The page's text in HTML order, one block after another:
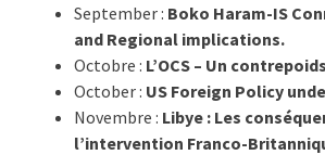
September : Boko Haram-IS
and Regional implications.
Octobre : L’OCS – Un
October : US Foreign Policy
Novembre : Libye : Les
l’intervention Franco-